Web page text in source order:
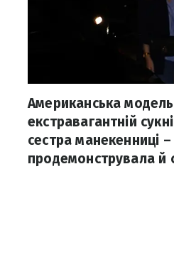
Американська
екстравагантній
сестра манекенниці
продемонструвала й